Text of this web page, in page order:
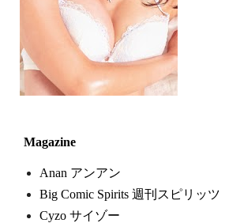
Magazine
Anan アンアン
Big Comic Spirits 週刊スピリッツ
Cyzo サイゾー